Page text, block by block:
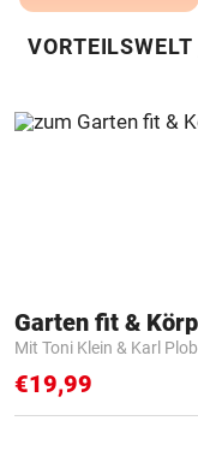
Garten fit &
Mit Toni Klein & Karl
€19,99